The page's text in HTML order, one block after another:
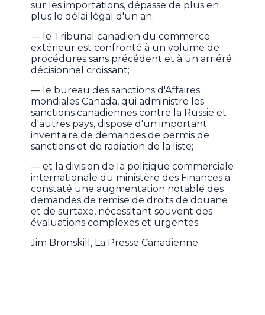
sur les importations, dépasse de plus en
plus le délai légal d'un an;
— le Tribunal canadien du commerce
extérieur est confronté à un volume de
procédures sans précédent et à un arriéré
décisionnel croissant;
— le bureau des sanctions d'Affaires
mondiales Canada, qui administre les
sanctions canadiennes contre la Russie et
d'autres pays, dispose d'un important
inventaire de demandes de permis de
sanctions et de radiation de la liste;
— et la division de la politique commerciale
internationale du ministère des Finances a
constaté une augmentation notable des
demandes de remise de droits de douane
et de surtaxe, nécessitant souvent des
évaluations complexes et urgentes.
Jim Bronskill, La Presse Canadienne